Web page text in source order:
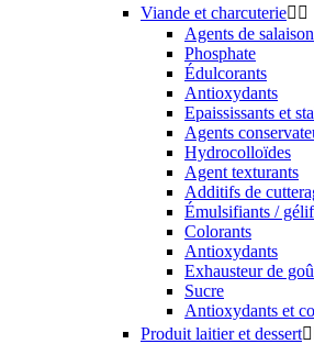
Viande et charcuterie 
Agents de salaison
Phosphate
Édulcorants
Antioxydants
Epaississants et
Agents
Hydrocolloïdes
Agent texturants
Additifs de
Émulsifiants /
Colorants
Antioxydants
Exhausteur de
Sucre
Antioxydants et
Produit laitier et dessert